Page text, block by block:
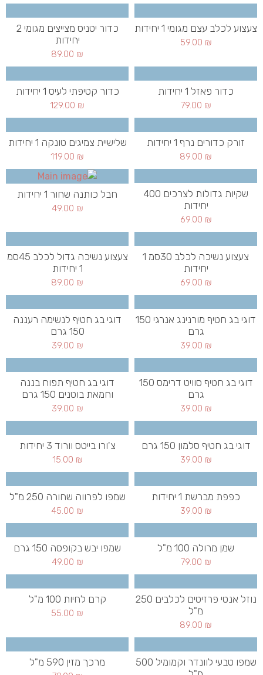
צעצוע לכלב עצם מגומי 1 יחידות
59.00 ₪
כדור יטניס מצייצים מגומי 2
יחידות
89.00 ₪
כדור פאזל 1 יחידות
79.00 ₪
כדור קטיפתי לעיס 1 יחידות
129.00 ₪
זורק כדורים נרף 1 יחידות
89.00 ₪
שלישיית צמיגים טונקה 1 יחידות
119.00 ₪
שקיות גדולות לצרכים 400
יחידות
69.00 ₪
חבל כותנה שחור 1 יחידות
49.00 ₪
צעצוע נשיכה לכלב 30סמ 1
יחידות
69.00 ₪
צעצוע נשיכה גדול לכלב 45סמ
1 יחידות
89.00 ₪
דוגי בג חטיף מורנינג אנרגי 150
גרם
39.00 ₪
דוגי בג חטיף לנשימה רעננה
150 גרם
39.00 ₪
דוגי בג חטיף סוויט דרימס 150
גרם
39.00 ₪
דוגי בג חטיף תפוח בננה
וחמאת בוטנים 150 גרם
39.00 ₪
דוגי בג חטיף סלמון 150 גרם
39.00 ₪
צ'ורו בייטס וורוד 3 יחידות
15.00 ₪
כפפת מברשת 1 יחידות
39.00 ₪
שמפו לפרווה שחורה 250 מ"ל
45.00 ₪
שמן מרולה 100 מ"ל
79.00 ₪
שמפו יבש בקופסה 150 גרם
49.00 ₪
נוזל אנטי פרזיטים לכלבים 250
מ"ל
89.00 ₪
קרם לחיות 100 מ"ל
55.00 ₪
שמפו טבעי לוונדר וקמומיל 500
מרכך מזין 590 מ"ל